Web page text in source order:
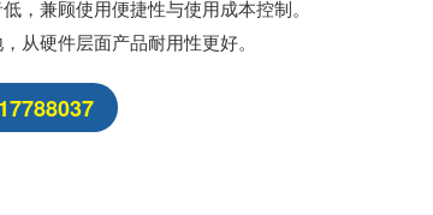
，兼顾使用便捷性与使用成本控制。
从硬件层面产品耐用性更好。